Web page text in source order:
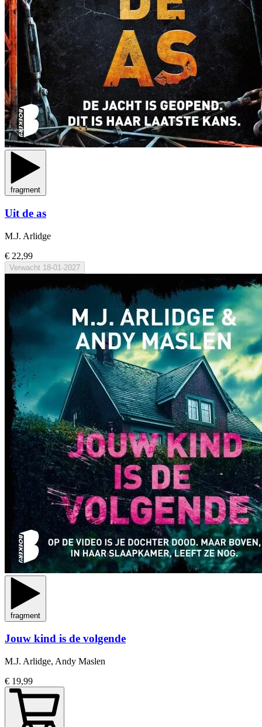
fragment
Uit de as
M.J. Arlidge
€ 22,99
Verwacht 18-01-2027
fragment
Jouw kind is de volgende
M.J. Arlidge, Andy Maslen
€ 19,99